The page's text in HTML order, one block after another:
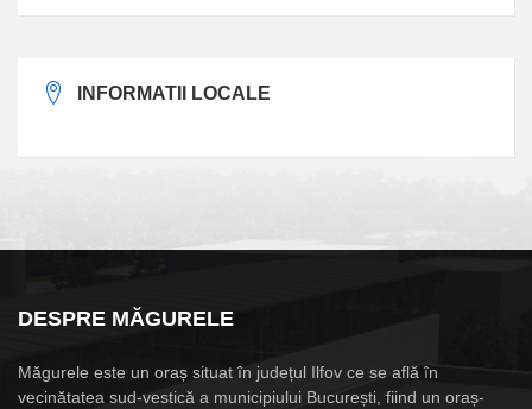
INFORMATII LOCALE
DESPRE MĂGURELE
Măgurele este un oraș situat în județul Ilfov ce se află în
vecinătatea sud-vestică a municipiului București, fiind un oraș-